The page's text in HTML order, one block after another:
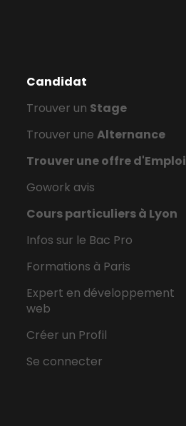
Candidat
Trouver un Stage
Trouver une Alternance
Trouver une offre d'Emploi
Gowork avis
Cours particuliers à Lyon
Infos sur le Bac Pro
Formations à Paris
Expert en développement
web
Créer un Profil
Se connecter